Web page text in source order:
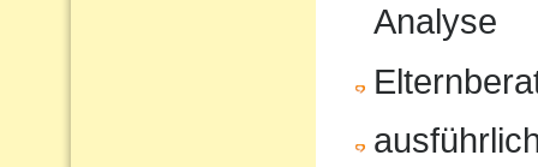
Analyse